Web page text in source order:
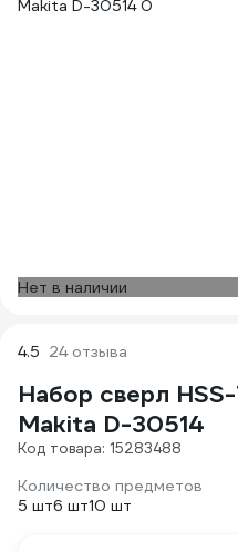
Нет в наличии
4.5 24 отзыва
Набор сверл
Makita D-30514
Код товара: 15283488
Количество предметов
5 шт6 шт10 шт